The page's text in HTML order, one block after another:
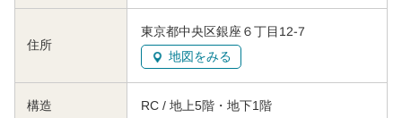
住所
東京都中央区銀座６丁目12-7
地図をみる
構造 RC / 地上5階・地下1階